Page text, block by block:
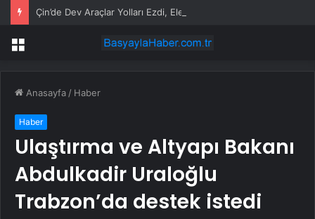
Menü
Anasayfa / Haber
Haber
Ulaştırma ve Altyapı Bakanı
Abdulkadir Uraloğlu
Trabzon’da destek istedi